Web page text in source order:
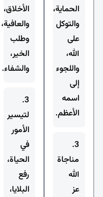
الحماية،
والتوكل
على
الله،
واللجوء
إلى
اسمه
الأعظم.
3.
مناجاة
الله
عز
الأخلاق،
والعافية،
وطلب
الخير،
والشفاء.
3.
لتيسير
الأمور
في
الحياة،
رفع
البلايا،